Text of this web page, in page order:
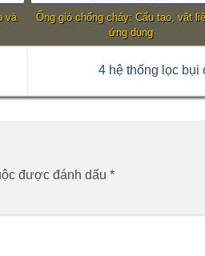
và
Ống gió chống cháy: Cấu tạo, vật
ứng dụng
4 hệ thống lọc
được đánh dấu *